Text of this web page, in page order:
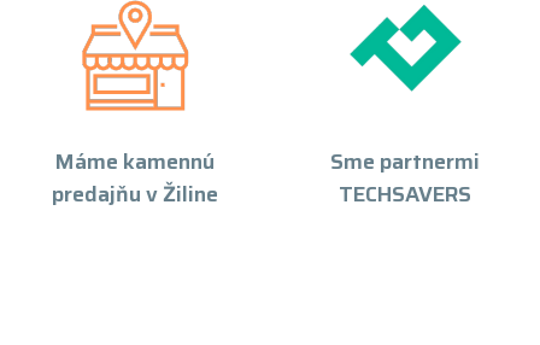
Máme kamennú
predajňu v Žiline
Sme partnermi
TECHSAVERS